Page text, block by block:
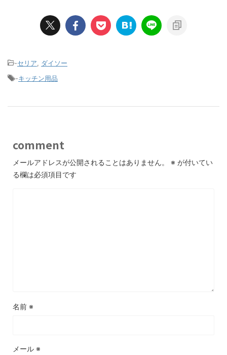
-セリア
ダイソー
-キッチン用品
comment
メールアドレスが公開されることはありません。 ※ が付いてい
る欄は必須項目です
名前 ※
メール ※